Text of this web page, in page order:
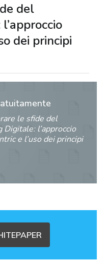
del
dei principi
le sfide del
l’approccio
e l’uso dei principi